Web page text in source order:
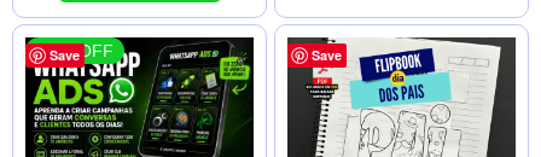
Save
62 % OFF Save